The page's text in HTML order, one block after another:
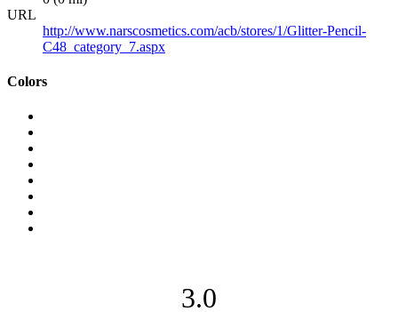
URL
http://www.narscosmetics.com/acb/stores/1/Glitter-Pencil-
C48_category_7.aspx
Colors
3.0